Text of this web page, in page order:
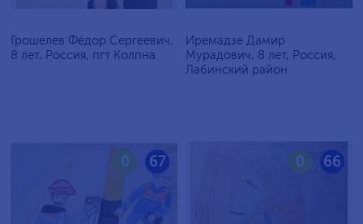
Грошелев Фёдор Сергеевич,
8 лет, Россия, пгт Колпна
Иремадзе Дамир
Мурадович, 8 лет, Россия,
Лабинский район
67
0 66
0